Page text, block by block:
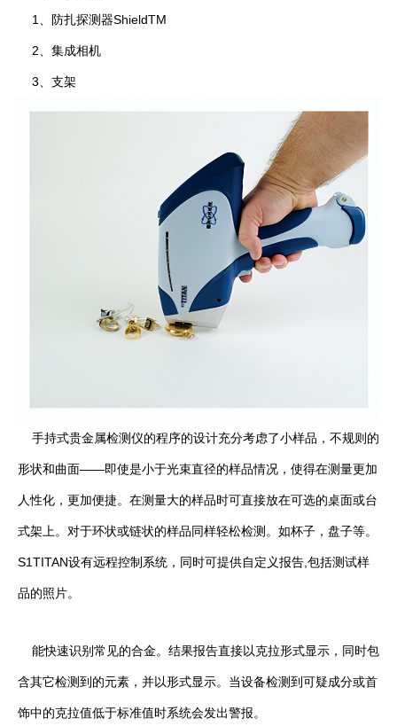
1、防扎探测器ShieldTM
2、集成相机
3、支架
手持式贵金属检测仪的程序的设计充分考虑了小样品，不规则的
形状和曲面——即使是小于光束直径的样品情况，使得在测量更加
人性化，更加便捷。在测量大的样品时可直接放在可选的桌面或台
式架上。对于环状或链状的样品同样轻松检测。如杯子，盘子等。
S1TITAN设有远程控制系统，同时可提供自定义报告,包括测试样
品的照片。
能快速识别常见的合金。结果报告直接以克拉形式显示，同时包
含其它检测到的元素，并以形式显示。当设备检测到可疑成分或首
饰中的克拉值低于标准值时系统会发出警报。